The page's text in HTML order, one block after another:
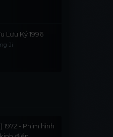
Lưu Ký 1996
Ji
1972 - Phim hình